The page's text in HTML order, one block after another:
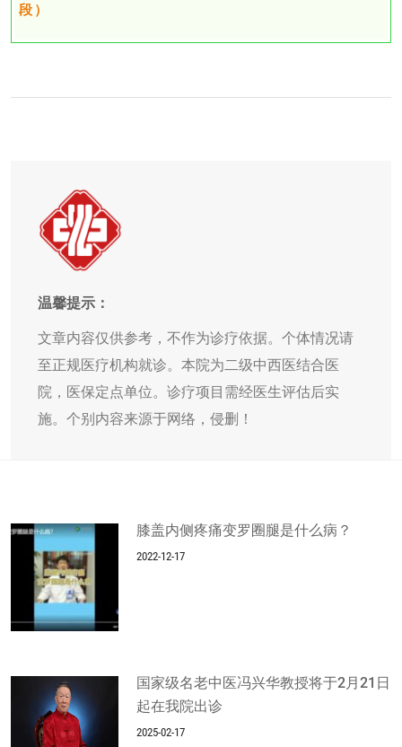
段）
温馨提示：
文章内容仅供参考，不作为诊疗依据。个体情况请
至正规医疗机构就诊。本院为二级中西医结合医
院，医保定点单位。诊疗项目需经医生评估后实
施。个别内容来源于网络，侵删！
膝盖内侧疼痛变罗圈腿是什么病？
2022-12-17
国家级名老中医冯兴华教授将于2月21日
起在我院出诊
2025-02-17